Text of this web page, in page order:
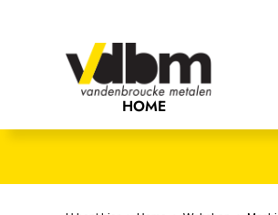
HOME
Bevestigingsmaterialen
Elektrische componenten